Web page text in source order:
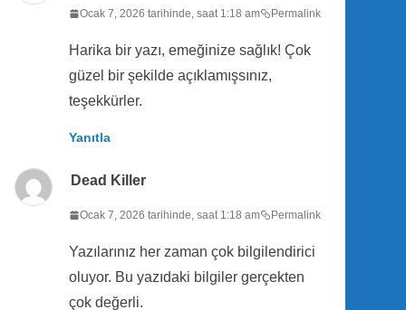
Ocak 7, 2026 tarihinde, saat 1:18 am Permalink
Harika bir yazı, emeğinize sağlık! Çok
güzel bir şekilde açıklamışsınız,
teşekkürler.
Yanıtla
Dead Killer
Ocak 7, 2026 tarihinde, saat 1:18 am Permalink
Yazılarınız her zaman çok bilgilendirici
oluyor. Bu yazıdaki bilgiler gerçekten
çok değerli.